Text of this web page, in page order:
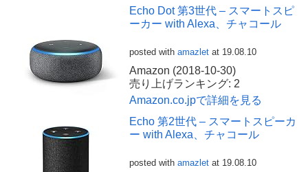
Echo Dot 第3世代 – スマートスピ
ーカー with Alexa、チャコール
posted with amazlet at 19.08.10
Amazon (2018-10-30)
売り上げランキング: 2
Amazon.co.jpで詳細を見る
Echo 第2世代 – スマートスピーカ
ー with Alexa、チャコール
posted with amazlet at 19.08.10